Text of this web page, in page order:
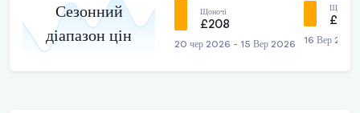
Сезонний
діапазон цін
Щоночі
£208
20 чер 2026 - 15 Вер 2026
Щоночі
£172
16 Вер